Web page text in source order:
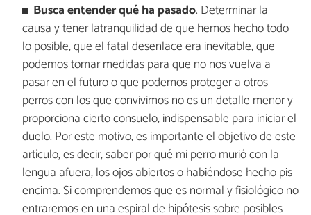
Busca entender qué ha pasado. Determinar la
causa y tener latranquilidad de que hemos hecho todo
lo posible, que el fatal desenlace era inevitable, que
podemos tomar medidas para que no nos vuelva a
pasar en el futuro o que podemos proteger a otros
perros con los que convivimos no es un detalle menor y
proporciona cierto consuelo, indispensable para iniciar el
duelo. Por este motivo, es importante el objetivo de este
artículo, es decir, saber por qué mi perro murió con la
lengua afuera, los ojos abiertos o habiéndose hecho pis
encima. Si comprendemos que es normal y fisiológico no
entraremos en una espiral de hipótesis sobre posibles